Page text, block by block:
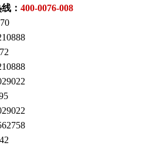
： 400-0076-008